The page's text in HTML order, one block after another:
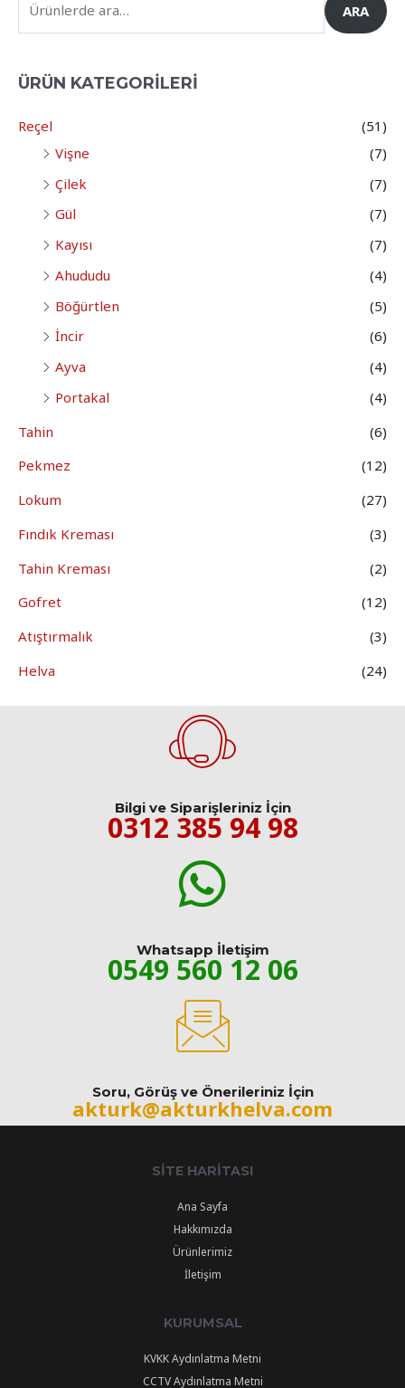
ARA
ÜRÜN KATEGORILERI
Reçel
(51)
Vişne
(7)
Çilek
(7)
Gül
(7)
Kayısı
(7)
Ahududu
(4)
Böğürtlen
(5)
İncir
(6)
Ayva
(4)
Portakal
(4)
Tahin
(6)
Pekmez
(12)
Lokum
(27)
Fındık Kreması
(3)
Tahin Kreması
(2)
Gofret
(12)
Atıştırmalık
(3)
Helva
(24)
Bilgi ve Siparişleriniz İçin
0312 385 94 98
Whatsapp İletişim
0549 560 12 06
Soru, Görüş ve Önerileriniz İçin
akturk@akturkhelva.com
SITE HARITASI
Ana Sayfa
Hakkımızda
Ürünlerimiz
İletişim
KURUMSAL
KVKK Aydınlatma Metni
CCTV Aydınlatma Metni